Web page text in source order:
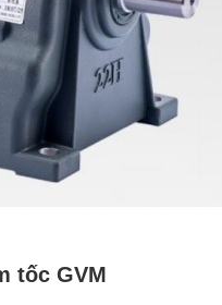
tốc GVM